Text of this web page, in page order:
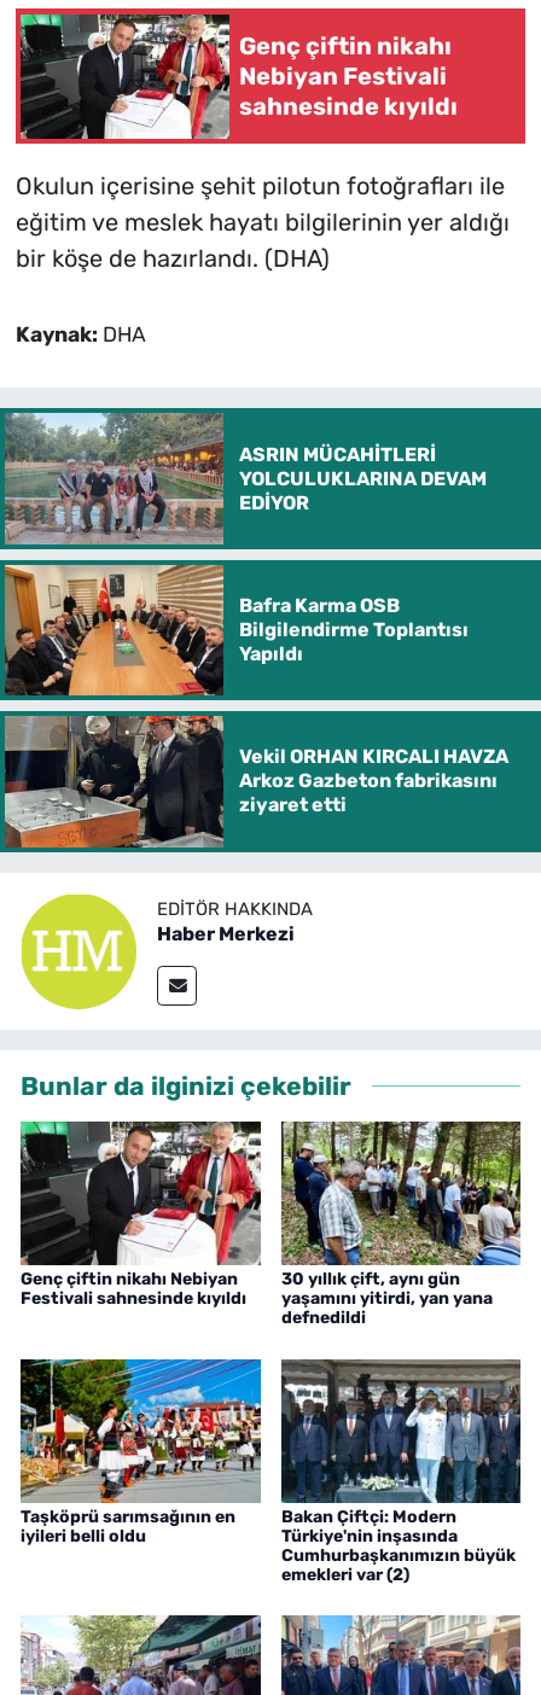
Genç çiftin nikahı
Nebiyan Festivali
sahnesinde kıyıldı
Okulun içerisine şehit pilotun fotoğrafları ile
eğitim ve meslek hayatı bilgilerinin yer aldığı
bir köşe de hazırlandı. (DHA)
Kaynak: DHA
ASRIN MÜCAHİTLERİ
YOLCULUKLARINA DEVAM
EDİYOR
Bafra Karma OSB
Bilgilendirme Toplantısı
Yapıldı
Vekil ORHAN KIRCALI HAVZA
Arkoz Gazbeton fabrikasını
ziyaret etti
EDITÖR HAKKINDA
Haber Merkezi
Bunlar da ilginizi çekebilir
Genç çiftin nikahı Nebiyan
Festivali sahnesinde kıyıldı
30 yıllık çift, aynı gün
yaşamını yitirdi, yan yana
defnedildi
Taşköprü sarımsağının en
iyileri belli oldu
Bakan Çiftçi: Modern
Türkiye'nin inşasında
Cumhurbaşkanımızın büyük
emekleri var (2)